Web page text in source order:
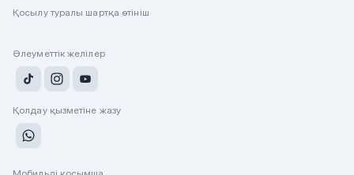
Қосылу туралы шартқа өтініш
Әлеуметтік желілер
Қолдау қызметіне жазу